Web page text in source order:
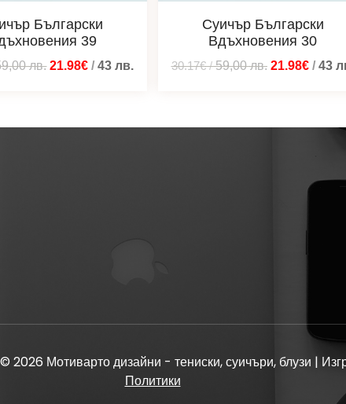
Български
39
лв. 21.98€ /43лв.
Суичър Български
Вдъхновения 30
30.17€/59,00лв. 21.98€/ 43
2026 Мотиварто дизайни - тениски, суичъри, блузи |
Политики